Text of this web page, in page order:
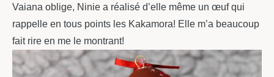
Vaiana oblige, Ninie a réalisé d’elle même un œuf qui
rappelle en tous points les Kakamora! Elle m’a beaucoup
fait rire en me le montrant!